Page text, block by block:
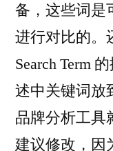
备，这些词是
进行对比的。
Search Term
述中关键词放
品牌分析工具
建议修改，因